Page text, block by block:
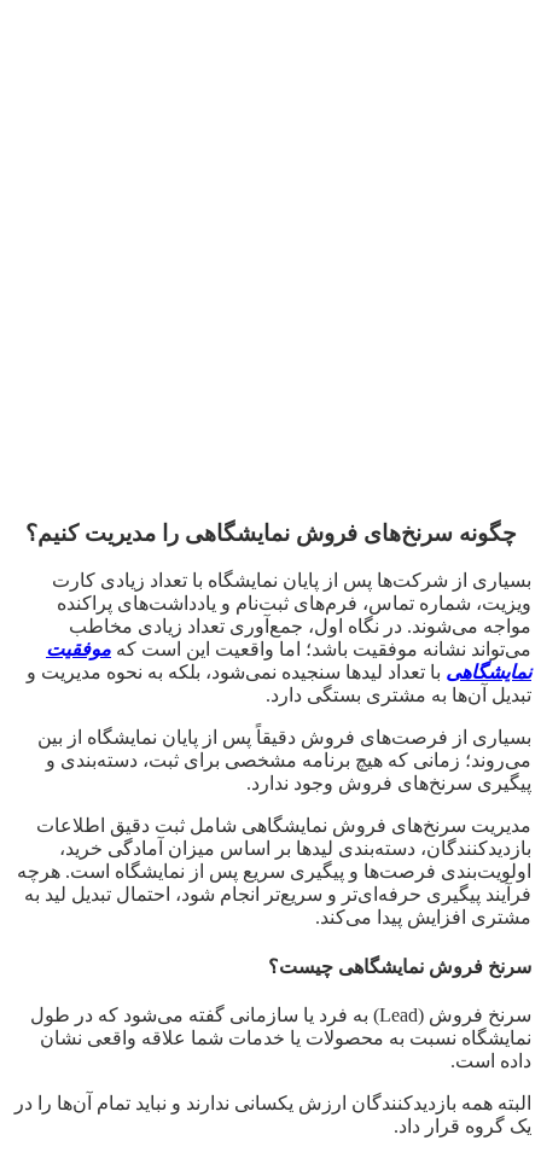
چگونه سرنخ‌های فروش نمایشگاهی را مدیریت کنیم؟
بسیاری از شرکت‌ها پس از پایان نمایشگاه با تعداد زیادی کارت
ویزیت، شماره تماس، فرم‌های ثبت‌نام و یادداشت‌های پراکنده
مواجه می‌شوند. در نگاه اول، جمع‌آوری تعداد زیادی مخاطب
می‌تواند نشانه موفقیت باشد؛ اما واقعیت این است که موفقیت
نمایشگاهی با تعداد لیدها سنجیده نمی‌شود، بلکه به نحوه مدیریت و
تبدیل آن‌ها به مشتری بستگی دارد.
بسیاری از فرصت‌های فروش دقیقاً پس از پایان نمایشگاه از بین
می‌روند؛ زمانی که هیچ برنامه مشخصی برای ثبت، دسته‌بندی و
پیگیری سرنخ‌های فروش وجود ندارد.
مدیریت سرنخ‌های فروش نمایشگاهی شامل ثبت دقیق اطلاعات
بازدیدکنندگان، دسته‌بندی لیدها بر اساس میزان آمادگی خرید،
اولویت‌بندی فرصت‌ها و پیگیری سریع پس از نمایشگاه است. هرچه
فرآیند پیگیری حرفه‌ای‌تر و سریع‌تر انجام شود، احتمال تبدیل لید به
مشتری افزایش پیدا می‌کند.
سرنخ فروش نمایشگاهی چیست؟
سرنخ فروش (Lead) به فرد یا سازمانی گفته می‌شود که در طول
نمایشگاه نسبت به محصولات یا خدمات شما علاقه واقعی نشان
داده است.
البته همه بازدیدکنندگان ارزش یکسانی ندارند و نباید تمام آن‌ها را در
یک گروه قرار داد.